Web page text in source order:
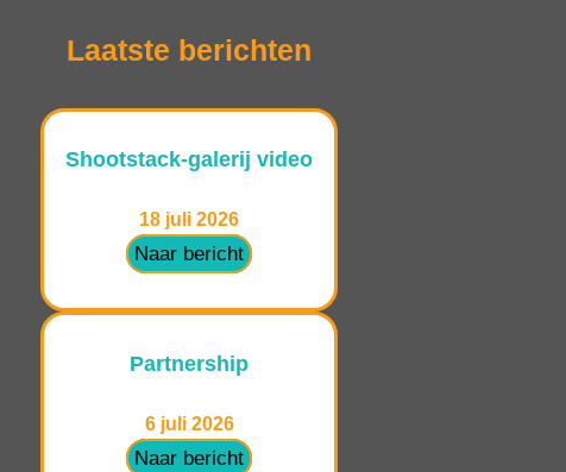
Laatste berichten
Shootstack-galerij video
18 juli 2026
Naar bericht
Partnership
6 juli 2026
Naar bericht